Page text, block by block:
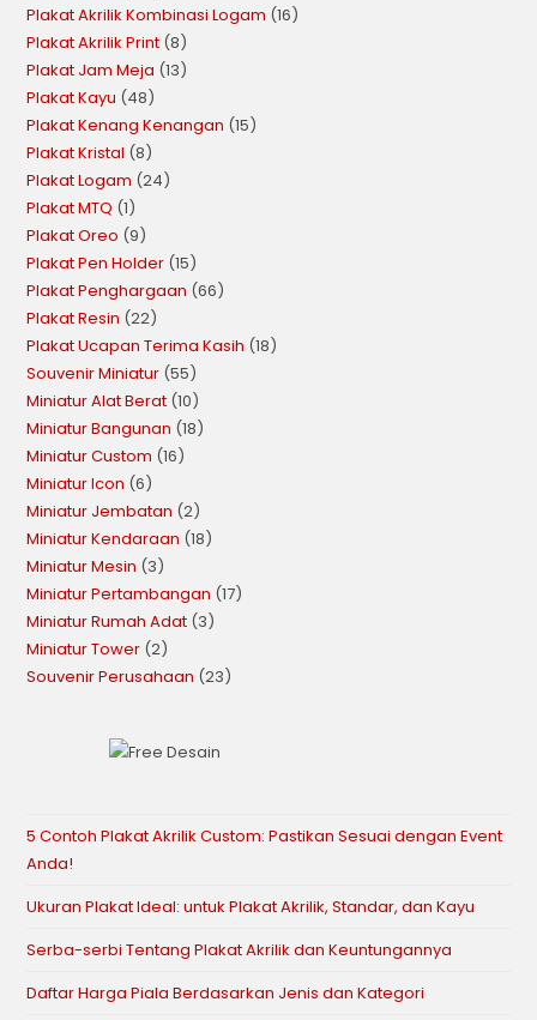
Plakat Akrilik Kombinasi Logam 16
Plakat Akrilik Print 8
Plakat Jam Meja 13
Plakat Kayu 48
Plakat Kenang Kenangan 15
Plakat Kristal 8
Plakat Logam 24
Plakat MTQ 1
Plakat Oreo 9
Plakat Pen Holder 15
Plakat Penghargaan 66
Plakat Resin 22
Plakat Ucapan Terima Kasih 18
Souvenir Miniatur 55
Miniatur Alat Berat 10
Miniatur Bangunan 18
Miniatur Custom 16
Miniatur Icon 6
Miniatur Jembatan 2
Miniatur Kendaraan 18
Miniatur Mesin 3
Miniatur Pertambangan 17
Miniatur Rumah Adat 3
Miniatur Tower 2
Souvenir Perusahaan 23
5 Contoh Plakat Akrilik Custom: Pastikan Sesuai dengan Event
Anda!
Ukuran Plakat Ideal: untuk Plakat Akrilik, Standar, dan Kayu
Serba-serbi Tentang Plakat Akrilik dan Keuntungannya
Daftar Harga Piala Berdasarkan Jenis dan Kategori